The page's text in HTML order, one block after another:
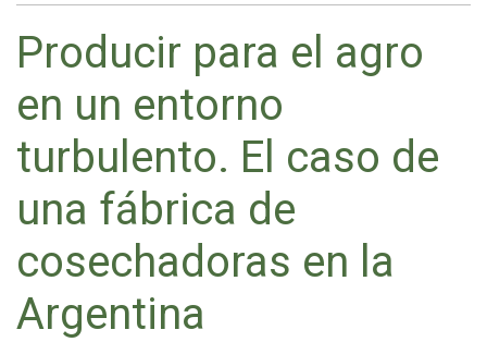
Producir para el agro
en un entorno
turbulento. El caso de
una fábrica de
cosechadoras en la
Argentina